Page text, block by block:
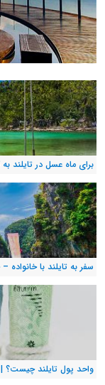
برای ماه عسل در تایلند
سفر به تایلند با
واحد پول تایلند چیست؟ |